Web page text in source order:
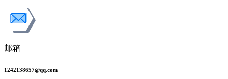
邮箱
1242138657@qq.com